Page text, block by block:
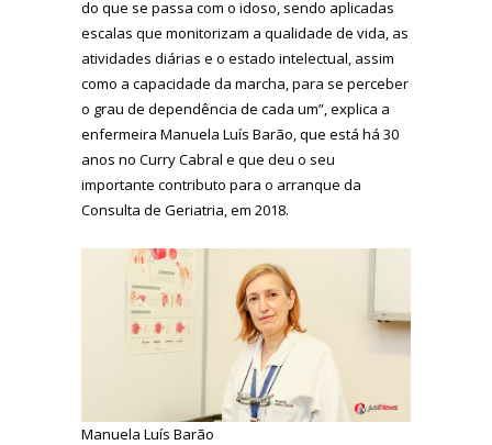
do que se passa com o idoso, sendo aplicadas
escalas que monitorizam a qualidade de vida, as
atividades diárias e o estado intelectual, assim
como a capacidade da marcha, para se perceber
o grau de dependência de cada um”, explica a
enfermeira Manuela Luís Barão,que está há 30
anos no Curry Cabral e que deu o seu
importante contributo para o arranque da
Consulta de Geriatria, em 2018.
Manuela Luís Barão